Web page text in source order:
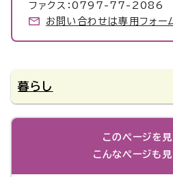
ファクス：0797-77-2086
お問い合わせは専用フォー
暮らし
このページを
こんなページも